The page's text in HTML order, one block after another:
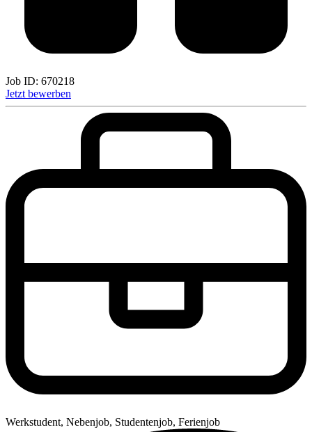
Job ID: 670218
Jetzt bewerben
Werkstudent, Nebenjob, Studentenjob, Ferienjob